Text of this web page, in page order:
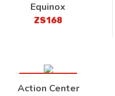
Equinox
ZS168
Action Center